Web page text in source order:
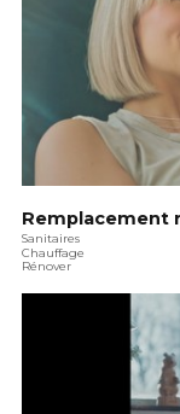
Remplacement
Sanitaires
Chauffage
Rénover